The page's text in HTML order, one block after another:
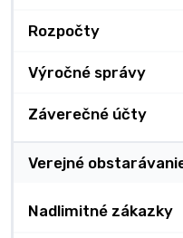
Rozpočty
Výročné správy
Záverečné účty
Verejné
Nadlimitné zákazky